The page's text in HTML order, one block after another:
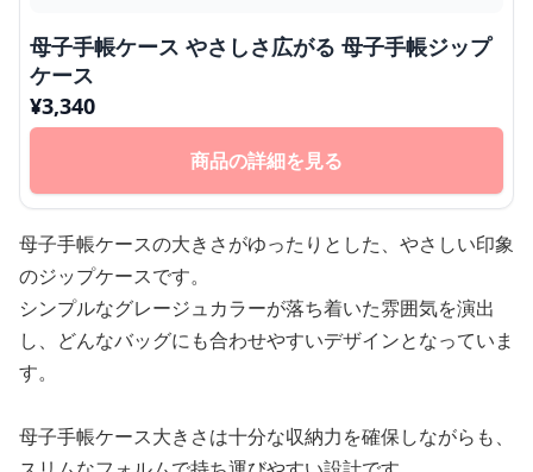
母子手帳ケース やさしさ広がる 母子手帳ジップ
ケース
¥3,340
商品の詳細を見る
母子手帳ケースの大きさがゆったりとした、やさしい印象
のジップケースです。
シンプルなグレージュカラーが落ち着いた雰囲気を演出
し、どんなバッグにも合わせやすいデザインとなっていま
す。
母子手帳ケース大きさは十分な収納力を確保しながらも、